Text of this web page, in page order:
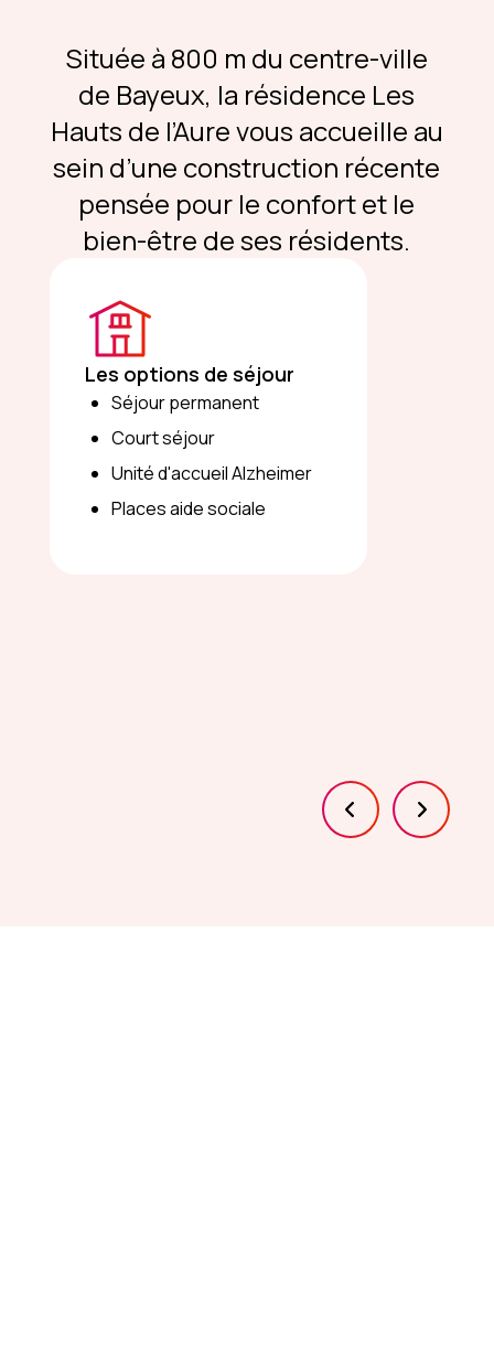
Située à 800 m du centre-ville
de Bayeux, la résidence Les
Hauts de l’Aure vous accueille au
sein d’une construction récente
pensée pour le confort et le
bien-être de ses résidents.
Les options de séjour
Séjour permanent
Court séjour
Unité d'accueil Alzheimer
Places aide sociale